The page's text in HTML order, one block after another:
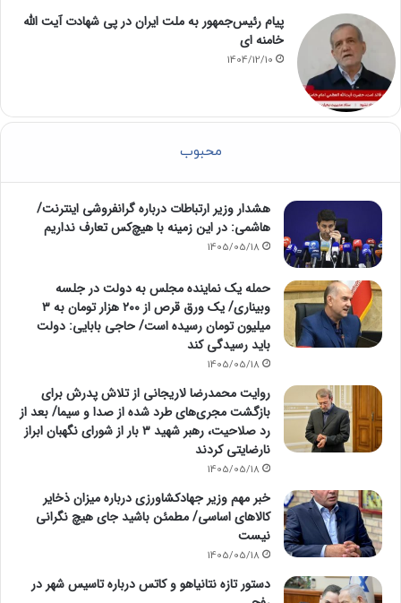
پیام رئیس‌جمهور به ملت ایران در پی شهادت آیت الله
خامنه ای
1404/12/10
محبوب
هشدار وزیر ارتباطات درباره گرانفروشی اینترنت/
هاشمی: در این زمینه با هیچ‌کس تعارف نداریم
1405/05/18
حمله یک نماینده مجلس به دولت در جلسه
وبیناری/ یک ورق قرص از ۲۰۰ هزار تومان به ۳
میلیون تومان رسیده است/ حاجی بابایی: دولت
باید رسیدگی کند
1405/05/18
روایت محمدرضا لاریجانی از تلاش پدرش برای
بازگشت مجری‌های طرد شده از صدا و سیما/ بعد از
رد صلاحیت، رهبر شهید ۳ بار از شورای نگهبان ابراز
نارضایتی کردند
1405/05/18
خبر مهم وزیر جهادکشاورزی درباره میزان ذخایر
کالاهای اساسی/ مطمئن باشید جای هیچ نگرانی
نیست
1405/05/18
دستور تازه نتانیاهو و کاتس درباره تاسیس شهر در